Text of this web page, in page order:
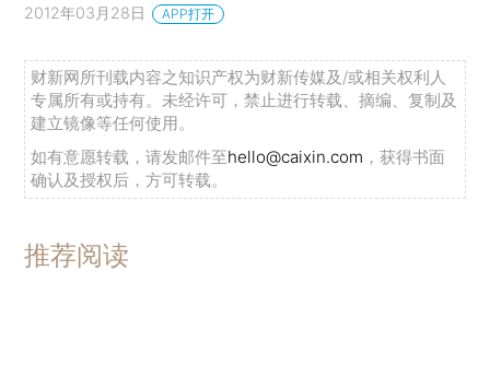
2012年03月28日 APP打开
财新网所刊载内容之知识产权为财新传媒及/或相关权利人
专属所有或持有。未经许可，禁止进行转载、摘编、复制及
建立镜像等任何使用。
如有意愿转载，请发邮件至hello@caixin.com ，获得书面
确认及授权后，方可转载。
推荐阅读